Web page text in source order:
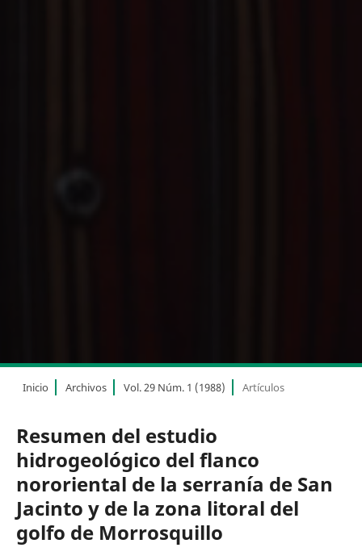
Inicio Archivos Vol. 29 Núm. 1 (1988) Artículos
Resumen del estudio
hidrogeológico del flanco
nororiental de la serranía de San
Jacinto y de la zona litoral del
golfo de Morrosquillo